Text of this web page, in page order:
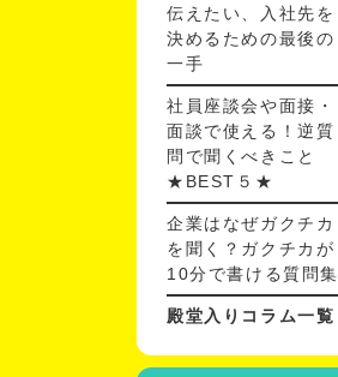
伝えたい、入社先を
決めるための最後の
一手
社員座談会や面接・
面談で使える！逆質
問で聞くべきこと
★BEST５★
企業はなぜガクチカ
を聞く？ガクチカが
10分で書ける質問集
殿堂入りコラム一覧